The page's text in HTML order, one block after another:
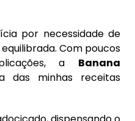
por necessidade de
Com poucos
a Banana
das minhas receitas